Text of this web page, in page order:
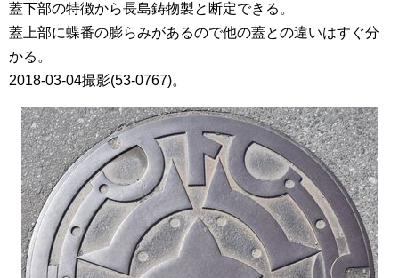
蓋下部の特徴から長島鋳物製と断定できる。
蓋上部に蝶番の膨らみがあるので他の蓋との違いはすぐ分
かる。
2018-03-04撮影(53-0767)。